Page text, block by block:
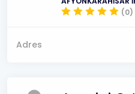
(0)
Adres